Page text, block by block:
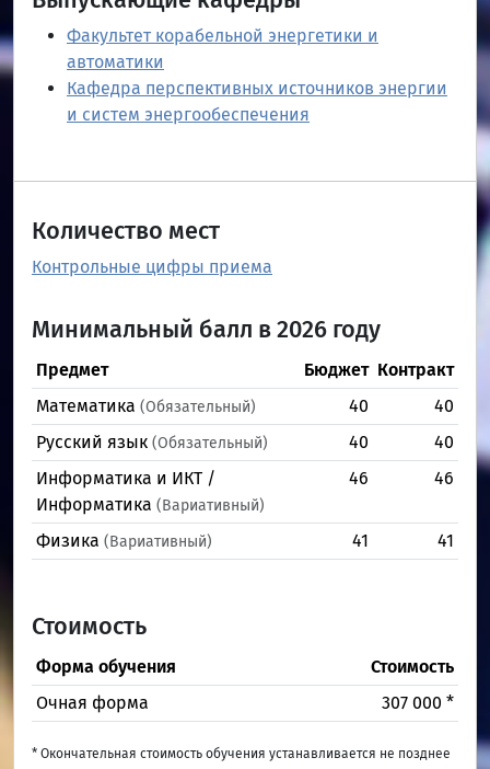
Факультет корабельной энергетики и
автоматики
Кафедра перспективных источников энергии
и систем энергообеспечения
Количество мест
Контрольные цифры приема
Минимальный балл в 2026 году
Предмет Бюджет Контракт
Математика (Обязательный) 40
40
Русский язык (Обязательный) 40
40
Информатика и ИКТ /
Информатика (Вариативный)
46 46
Физика (Вариативный) 41 41
Стоимость
Форма обучения
Стоимость
Очная форма
307 000 *
* Окончательная стоимость обучения устанавливается не позднее